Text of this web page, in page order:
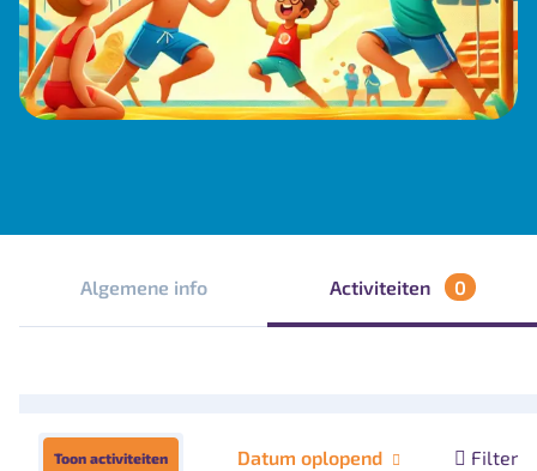
Algemene info Activiteiten 0
Toon activiteiten Datum oplopend Filter